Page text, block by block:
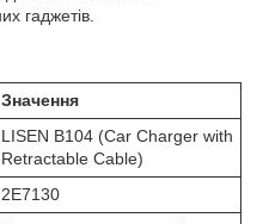
гаджетів.
Значення
LISEN B104 (Car Charger with
Retractable Cable)
2E7130